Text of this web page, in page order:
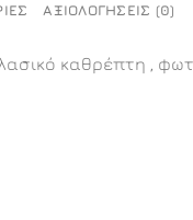
ΑΞΙΟΛΟΓΉΣΕΙΣ (0)
καθρέπτη ,